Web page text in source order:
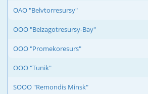
OAO "Belvtorresursy"
OOO "Belzagotresursy-Bay"
OOO "Promekoresurs"
OOO "Tunik"
SOOO "Remondis Minsk"